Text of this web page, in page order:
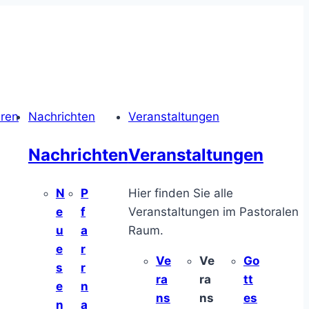
Nachrichten
Nachrichten
N
e
u
e
s
e
n
P
f
a
r
r
n
a
Veranstaltungen
Veranstaltungen
Hier finden Sie alle
Veranstaltungen im Pastoralen
Raum.
Ve
ra
ns
Ve
ra
ns
Go
tt
es